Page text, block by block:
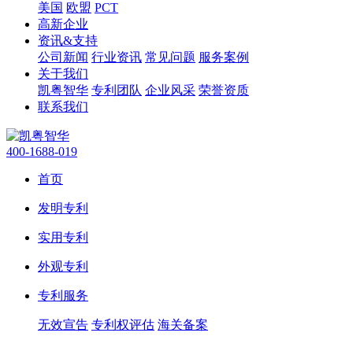
美国 欧盟 PCT
高新企业
资讯&支持
公司新闻 行业资讯 常见问题 服务案例
关于我们
凯粤智华 专利团队 企业风采 荣誉资质
联系我们
400-1688-019
首页
发明专利
实用专利
外观专利
专利服务
无效宣告 专利权评估 海关备案